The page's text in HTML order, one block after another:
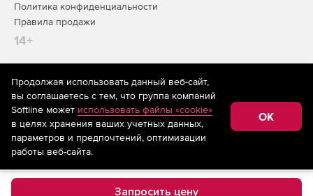
Запросить цену
Политика конфиденциальности
Правила продажи
14+
На информационном ресурсе store.softline.ru применяются
рекомендательные технологии(информационные технологии
предоставления информации на основе сбора,
систематизации и анализа сведений, относящихся к
предпочтениям пользователей сети «Интернет»,
находящихся на территории Российской Федерации)
Продолжая использовать данный веб-сайт,
вы соглашаетесь с тем, что группа компаний
Softline может использовать файлы «cookie»
в целях хранения ваших учетных данных,
параметров и предпочтений, оптимизации
работы веб-сайта.
OK